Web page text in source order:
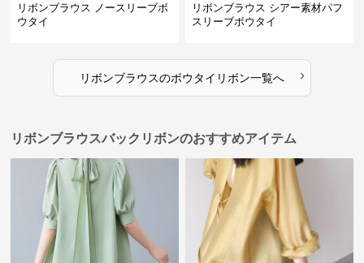
リボンブラウス ノースリーブボ
ウタイ
リボンブラウス シアー素材パフ
スリーブボウタイ
リボンブラウスのボウタイリボン一覧へ ›
リボンブラウスバックリボンのおすすめアイテム